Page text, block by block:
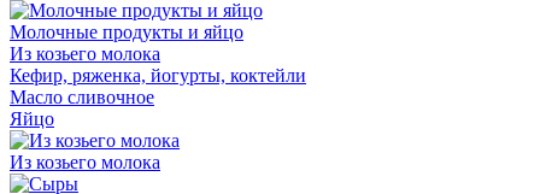
Молочные продукты и яйцо
Из козьего молока
Кефир, ряженка, йогурты, коктейли
Масло сливочное
Яйцо
Из козьего молока